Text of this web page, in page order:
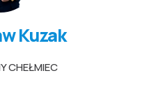
Kuzak
CHEŁMIEC